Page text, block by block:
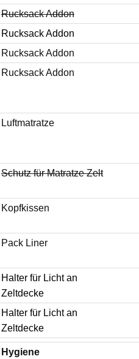
Rucksack Addon
Rucksack Addon
Rucksack Addon
Rucksack Addon
Luftmatratze
Schutz für Matratze Zelt
Kopfkissen
Pack Liner
Halter für Licht an
Zeltdecke
Halter für Licht an
Zeltdecke
Hygiene